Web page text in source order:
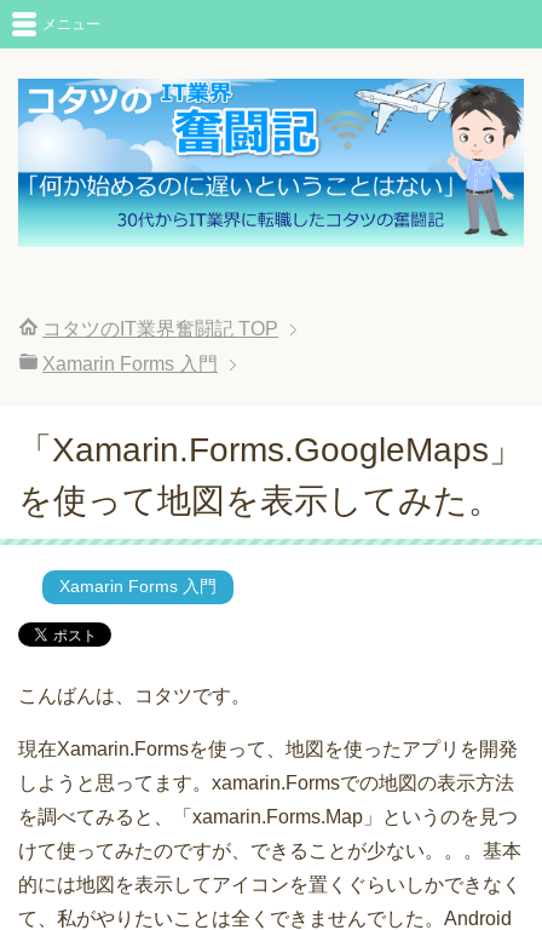
メニュー
コタツのIT業界奮闘記 TOP
Xamarin Forms 入門
「Xamarin.Forms.GoogleMaps」
を使って地図を表示してみた。
Xamarin Forms 入門
こんばんは、コタツです。
現在Xamarin.Formsを使って、地図を使ったアプリを開発
しようと思ってます。xamarin.Formsでの地図の表示方法
を調べてみると、「xamarin.Forms.Map」というのを見つ
けて使ってみたのですが、できることが少ない。。。基本
的には地図を表示してアイコンを置くぐらいしかできなく
て、私がやりたいことは全くできませんでした。Android